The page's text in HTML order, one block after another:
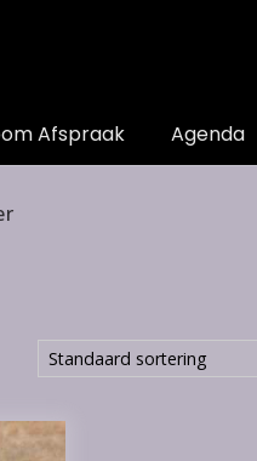
Afspraak Agenda